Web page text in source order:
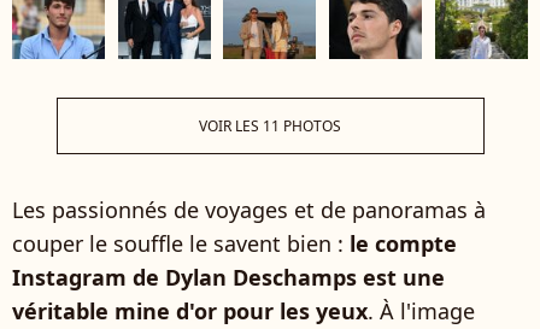
VOIR LES 11 PHOTOS
Les passionnés de voyages et de panoramas à
couper le souffle le savent bien : le compte
Instagram de Dylan Deschamps est une
véritable mine d'or pour les yeux. À l'image